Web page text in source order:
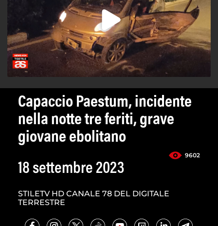
Capaccio Paestum, incidente
nella notte tre feriti, grave
giovane ebolitano
9602
18 settembre 2023
STILETV HD CANALE 78 DEL DIGITALE
TERRESTRE